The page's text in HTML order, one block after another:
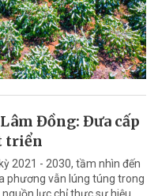
Đồng: Đưa cấp
triển
2021 - 2030, tầm nhìn đến
phương vẫn lúng túng trong